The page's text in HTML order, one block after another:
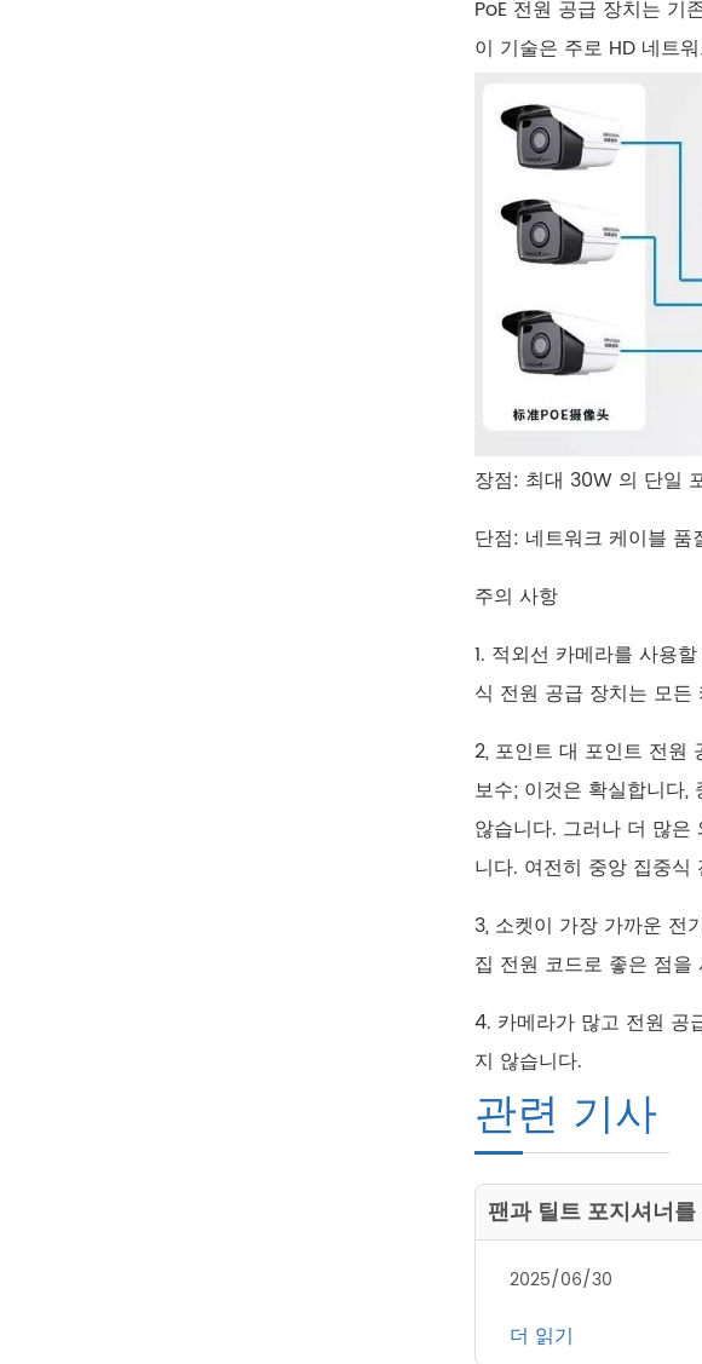
PoE 전원 공급 장치는
이 기술은 주로 HD 네트
장점: 최대 30W 의 단일
단점: 네트워크 케이블
주의 사항
1. 적외선 카메라를 사용
식 전원 공급 장치는 모
2, 포인트 대 포인트 전원
보수; 이것은 확실합니다
않습니다. 그러나 더 많
니다. 여전히 중앙 집중
3, 소켓이 가장 가까운 전
집 전원 코드로 좋은 점을
4. 카메라가 많고 전원 공
지 않습니다.
관련 기사
팬과 틸트 포지셔너
2025/06/30
더 읽기